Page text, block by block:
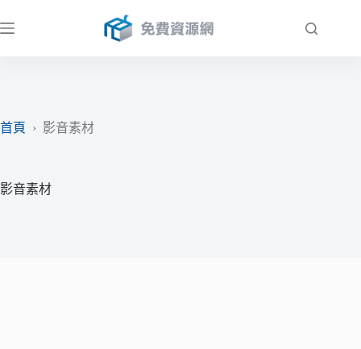
至
首頁
› 影音素材
影音素材